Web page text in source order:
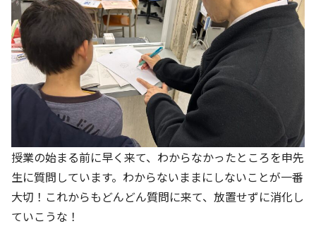
授業の始まる前に早く来て、わからなかったところを申先
生に質問しています。わからないままにしないことが一番
大切！これからもどんどん質問に来て、放置せずに消化し
ていこうな！